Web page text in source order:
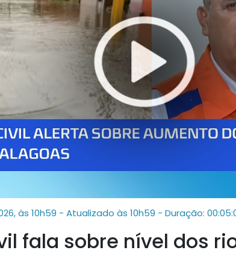
às 10h59 - Atualizado às 10h59 - Duração:
fala sobre nível dos